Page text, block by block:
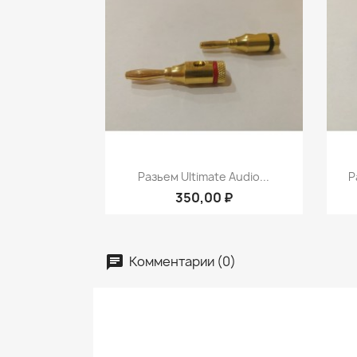
Быстрый просмотр
Разьем Ultimate Audio...
350,00 ₽
Комментарии (0)